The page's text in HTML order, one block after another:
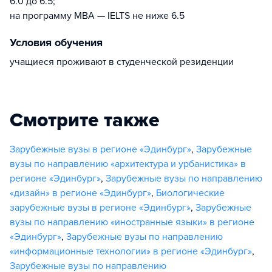
на программу MBA — IELTS не ниже 6.5
Условия обучения
учащиеся проживают в студенческой резиденции
Смотрите также
Зарубежные вузы в регионе «Эдинбург», Зарубежные
вузы по направлению «архитектура и урбанистика» в
регионе «Эдинбург», Зарубежные вузы по направлению
«дизайн» в регионе «Эдинбург», Биологические
зарубежные вузы в регионе «Эдинбург», Зарубежные
вузы по направлению «иностранные языки» в регионе
«Эдинбург», Зарубежные вузы по направлению
«информационные технологии» в регионе «Эдинбург»,
Зарубежные вузы по направлению